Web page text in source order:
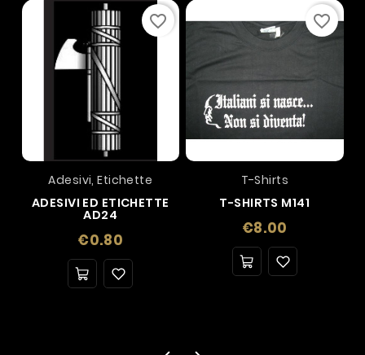
Adesivi, Etichette
ADESIVI ED ETICHETTE
AD24
€0.80
favorite_border
T-Shirts
T-SHIRTS M141
€8.00
favorite_border